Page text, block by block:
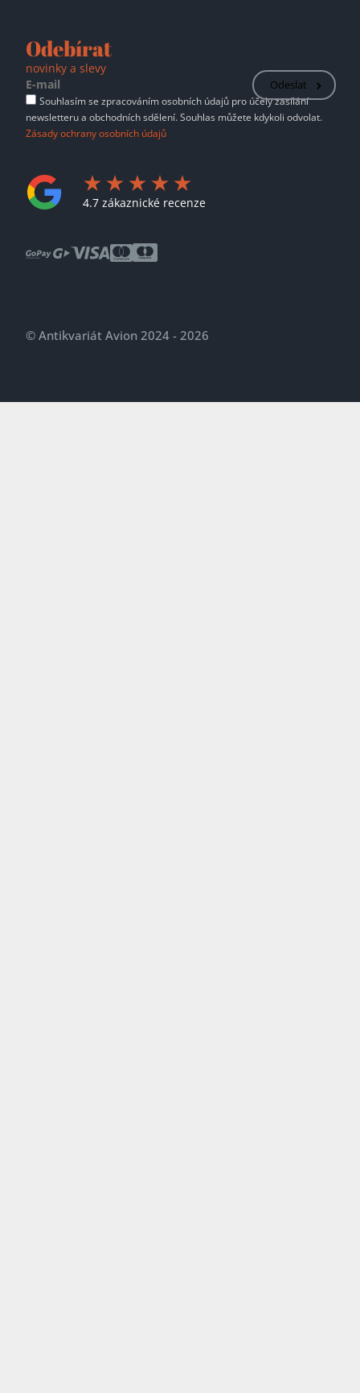
Odebírat
novinky a slevy
Odeslat
Souhlasím se zpracováním osobních údajů pro účely zasílání
newsletteru a obchodních sdělení. Souhlas můžete kdykoli odvolat.
Zásady ochrany osobních údajů
4.7 zákaznické recenze
© Antikvariát Avion 2024 - 2026